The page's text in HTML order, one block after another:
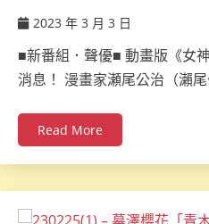
2023 年 3 月 3 日
■新番組．聲優■ 動畫版《女
消息！ 漫畫家瀬尾公治（瀨尾
Read More